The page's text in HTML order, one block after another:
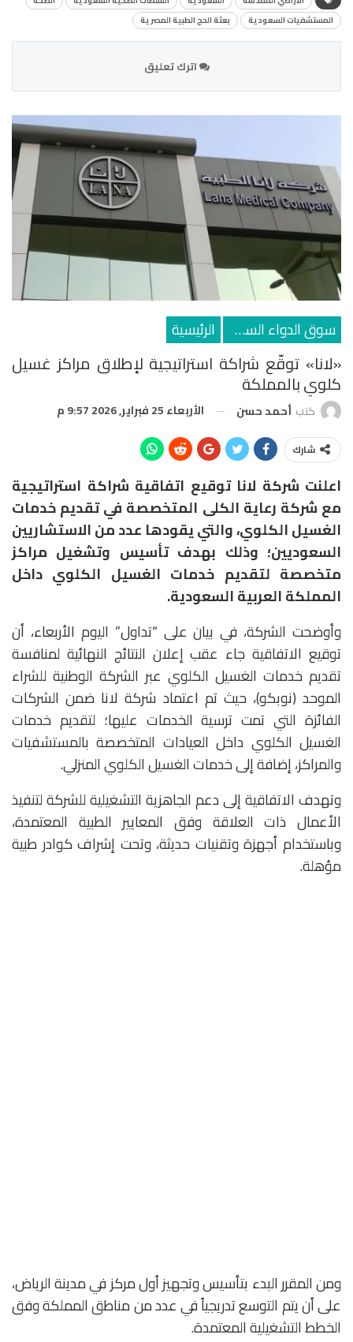
المستشفيات السعودية
بعثة الحج الطبية المصرية
اترك تعليق
سوق الدواء السعودي الرئيسية
«لانا» توقّع شراكة استراتيجية لإطلاق مراكز غسيل
كلوي بالمملكة
كتب أحمد حسن الأربعاء 25 فبراير, 2026 9:57 م
شارك
اعلنت شركة لانا توقيع اتفاقية شراكة استراتيجية
مع شركة رعاية الكلى المتخصصة في تقديم خدمات
الغسيل الكلوي، والتي يقودها عدد من الاستشاريين
السعوديين؛ وذلك بهدف تأسيس وتشغيل مراكز
متخصصة لتقديم خدمات الغسيل الكلوي داخل
المملكة العربية السعودية.
وأوضحت الشركة، في بيان على “تداول” اليوم الأربعاء، أن
توقيع الاتفاقية جاء عقب إعلان النتائج النهائية لمنافسة
تقديم خدمات الغسيل الكلوي عبر الشركة الوطنية للشراء
الموحد (نوبكو)، حيث تم اعتماد شركة لانا ضمن الشركات
الفائزة التي تمت ترسية الخدمات عليها؛ لتقديم خدمات
الغسيل الكلوي داخل العيادات المتخصصة بالمستشفيات
والمراكز، إضافة إلى خدمات الغسيل الكلوي المنزلي.
وتهدف الاتفاقية إلى دعم الجاهزية التشغيلية للشركة لتنفيذ
الأعمال ذات العلاقة وفق المعايير الطبية المعتمدة،
وباستخدام أجهزة وتقنيات حديثة، وتحت إشراف كوادر طبية
مؤهلة.
ومن المقرر البدء بتأسيس وتجهيز أول مركز في مدينة الرياض،
على أن يتم التوسع تدريجياً في عدد من مناطق المملكة وفق
الخطط التشغيلية المعتمدة.